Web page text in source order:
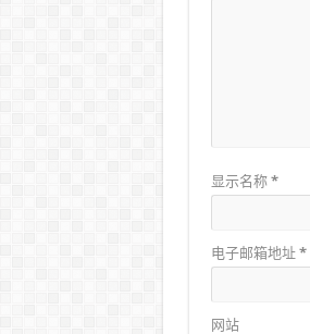
显示名称 *
电子邮箱地址 *
网站